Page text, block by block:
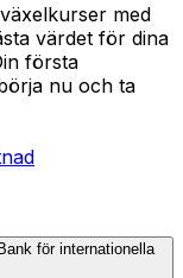
med
värdet för dina
första
nu och ta
för internationella